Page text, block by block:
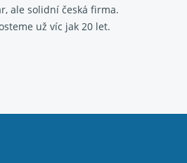
ale solidní česká firma.
už víc jak 20 let.